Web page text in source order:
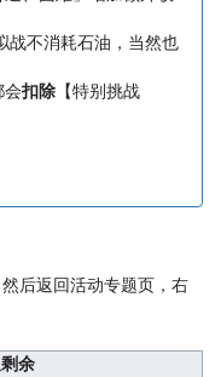
战不消耗石油，当然也
会扣除 【特别挑战
后返回活动专题页，右
余